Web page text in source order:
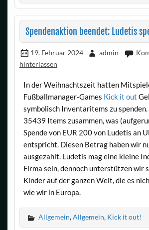
Spendenaktion beendet: Ludetis
19. Februar 2024 admin
hinterlassen
In der Weihnachtszeit hatten
Fußballmanager-Games Kick it out
symbolisch Inventaritems zu
35439 Items zusammen, was
Spende von EUR 200 von Ludetis an
entspricht. Diesen Betrag haben wir
ausgezahlt. Ludetis mag eine kleine
Firma sein, dennoch unterstützen wir
Kinder auf der ganzen Welt, die es
wie wir in Europa.
Allgemein,Allgemein, Kick it out!